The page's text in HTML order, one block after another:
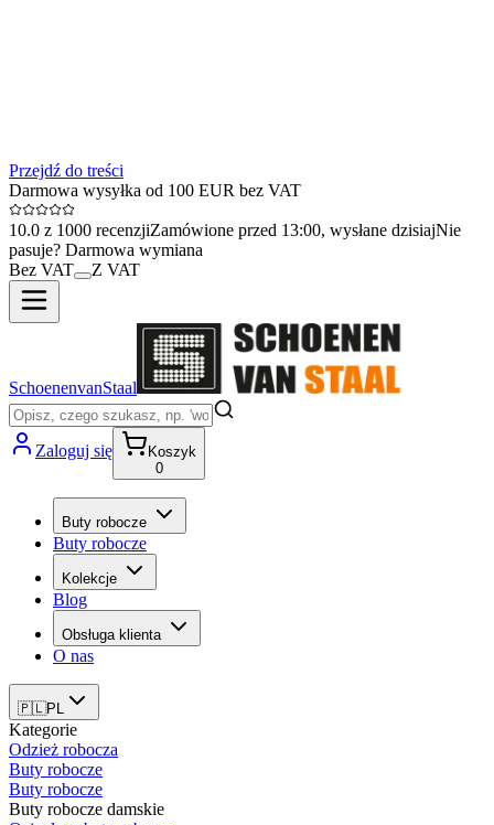
Przejdź do treści
Darmowa wysyłka od 100 EUR bez VAT
10.0 z 1000 recenzjiZamówione przed 13:00, wysłane dzisiajNie
pasuje? Darmowa wymiana
Bez VAT
Z VAT
SchoenenvanStaal
Zaloguj się
Koszyk
0
Buty robocze
Buty robocze
Kolekcje
Blog
Obsługa klienta
O nas
🇵🇱PL
Kategorie
Odzież robocza
Buty robocze
Buty robocze
Buty robocze damskie